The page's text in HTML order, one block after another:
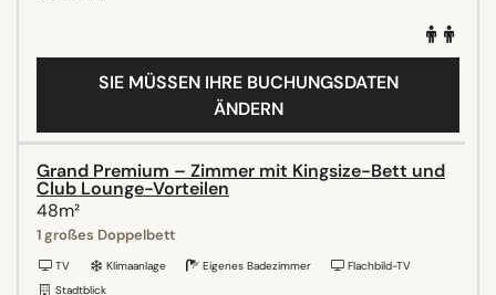
SIE MÜSSEN IHRE BUCHUNGSDATEN
ÄNDERN
Grand Premium – Zimmer mit Kingsize-Bett und
Club Lounge-Vorteilen
48m²
1 großes Doppelbett
TV Klimaanlage Eigenes Badezimmer
Flachbild-TV
Stadtblick